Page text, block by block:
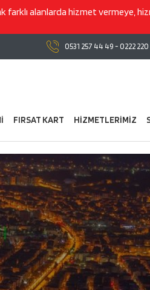
farklı alanlarda hizmet vermeye,
0531 257 44 49 - 0222
FIRSAT KART HİZMETLERİMİZ